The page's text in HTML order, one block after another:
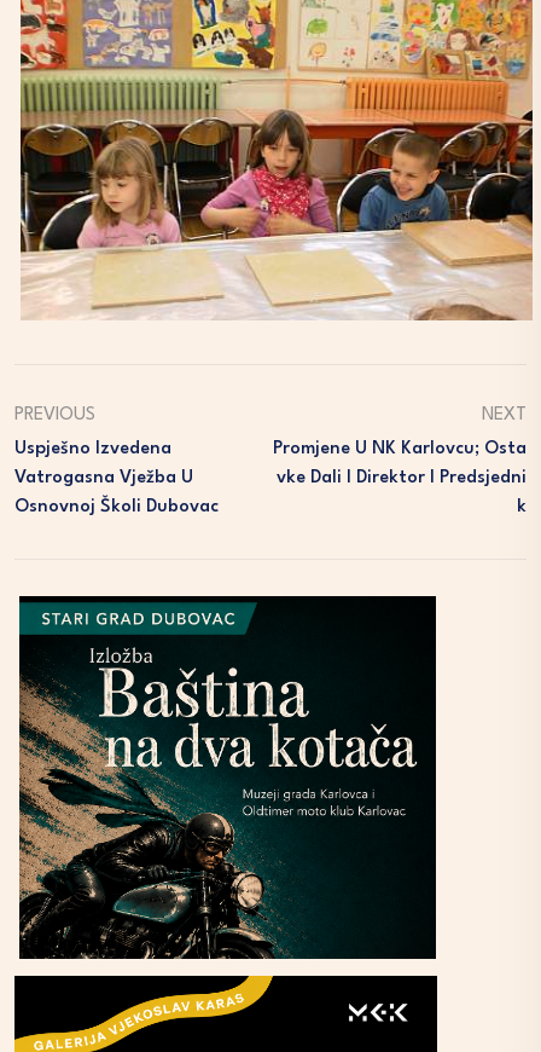
PREVIOUS
Uspješno Izvedena
Vatrogasna Vježba U
Osnovnoj Školi Dubovac
NEXT
Promjene U NK Karlovcu; Osta
Vke Dali I Direktor I Predsjedni
K